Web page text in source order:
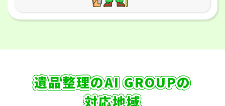
遺品整理のAI GROUPの
対応地域